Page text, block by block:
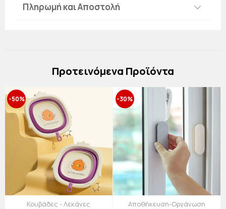
Πληρωμή και Αποστολή
Πρoτεινόμενα Προϊόντα
-50%
Κουβάδες - Λεκάνες
-30%
Αποθήκευση-Οργάνωση